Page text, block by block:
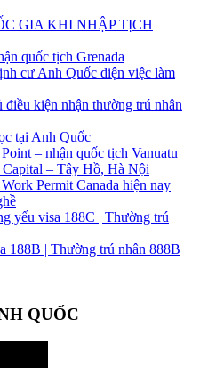
GIA KHI NHẬP TỊCH
quốc tịch Grenada
cư Anh Quốc diện việc làm
kiện nhận thường trú nhân
tại Anh Quốc
– nhận quốc tịch Vanuatu
– Tây Hồ, Hà Nội
Permit Canada hiện nay
yếu visa 188C | Thường trú
188B | Thường trú nhân 888B
QUỐC